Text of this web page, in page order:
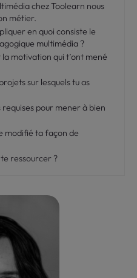
chez Toolearn nous
métier.
en quoi consiste le
multimédia ?
motivation qui t’ont mené
sur lesquels tu as
pour mener à bien
modifié ta façon de
ressourcer ?